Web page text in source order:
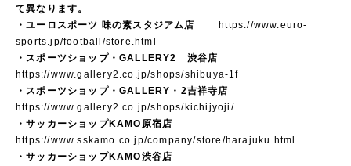
て異なります。
・ユーロスポーツ 味の素スタジアム店
https://www.euro-
sports.jp/football/store.html
・スポーツショップ・GALLERY2 渋谷店
https://www.gallery2.co.jp/shops/shibuya-1f
・スポーツショップ・GALLERY・2吉祥寺店
https://www.gallery2.co.jp/shops/kichijyoji/
・サッカーショップKAMO原宿店
https://www.sskamo.co.jp/company/store/harajuku.html
・サッカーショップKAMO渋谷店